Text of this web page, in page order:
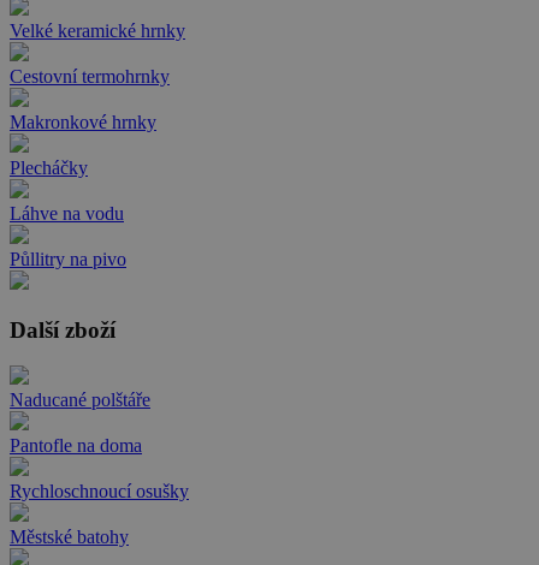
Velké keramické hrnky
Cestovní termohrnky
Makronkové hrnky
Plecháčky
Láhve na vodu
Půllitry na pivo
Další zboží
Naducané polštáře
Pantofle na doma
Rychloschnoucí osušky
Městské batohy